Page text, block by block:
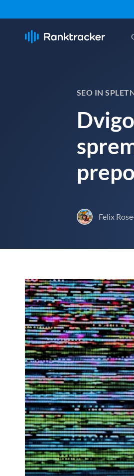
SEO IN
Felix